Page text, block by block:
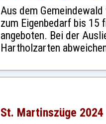
Aus dem
zum Eigenbedarf bis 15
angeboten. Bei der
Hartholzarten
St. Martinszüge 2024